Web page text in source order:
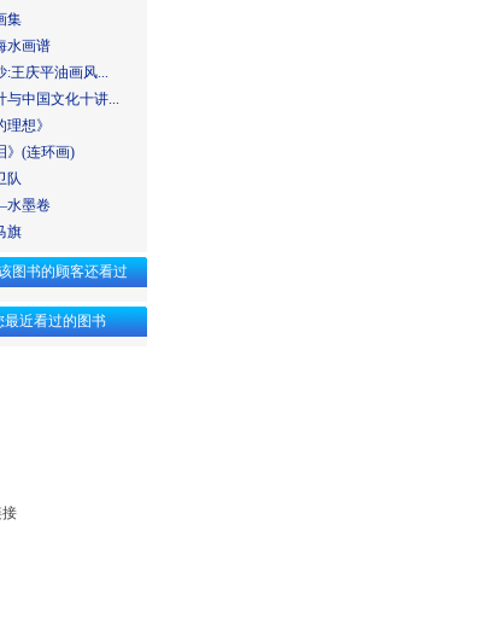
集
水画谱
:王庆平油画风...
与中国文化十讲...
理想》
》(连环画)
队
水墨卷
旗
图书的顾客还看过
最近看过的图书